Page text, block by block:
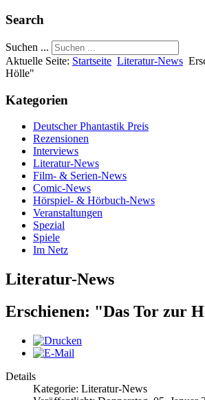
Search
Suchen ...
Aktuelle Seite: Startseite Literatur-News
Hölle"
Kategorien
Deutscher Phantastik Preis
Rezensionen
Interviews
Literatur-News
Film- & Serien-News
Comic-News
Hörspiel- & Hörbuch-News
Veranstaltungen
Spezial
Spiele
Im Netz
Literatur-News
Erschienen: "Das Tor zur
Details
Kategorie: Literatur-News